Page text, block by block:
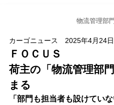
ン
ラ
イ
物流管理部
カーゴニュース 2025年4月24
ＦＯＣＵＳ
荷主の「物流管理部
まる
「部門も担当者も設けてい